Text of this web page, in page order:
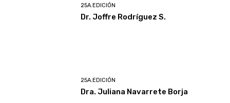
25A.EDICIÓN
Dr. Joffre Rodríguez S.
25A.EDICIÓN
Dra. Juliana Navarrete Borja